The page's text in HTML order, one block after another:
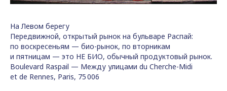
На Левом берегу
Передвижной, открытый рынок на бульваре Распай:
по воскресеньям — био-рынок, по вторникам
и пятницам — это НЕ БИО, обычный продуктовый рынок.
Boulevard Raspail — Между улицами du Cherche-Midi
et de Rennes, Paris, 75 006